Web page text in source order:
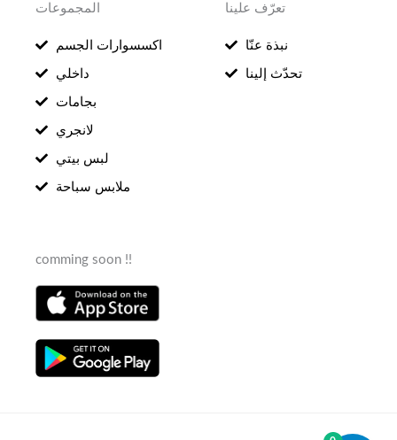
المجموعات
اكسسوارات الجسم
داخلي
بجامات
لانجري
لبس بيتي
ملابس سباحة
تعرّف علينا
نبذة عنّا
تحدّث إلينا
comming soon !!